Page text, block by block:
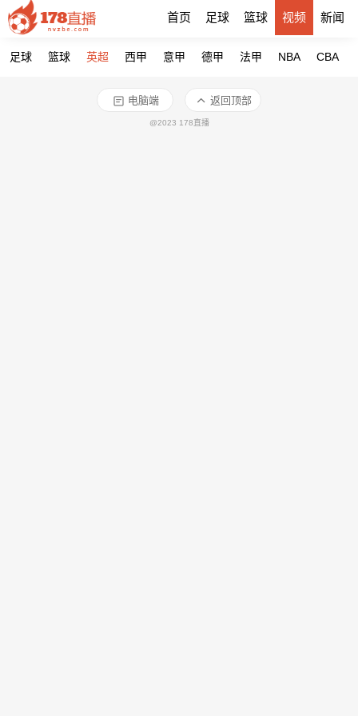
首页 足球 篮球 视频 新闻
足球 篮球 英超 西甲 意甲 德甲 法甲 NBA CBA
电脑端 返回顶部
@2023 178直播